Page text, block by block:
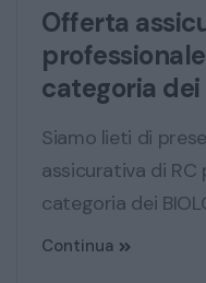
Offerta
categoria
Siamo lieti di
assicurativa di
categoria dei
Continua